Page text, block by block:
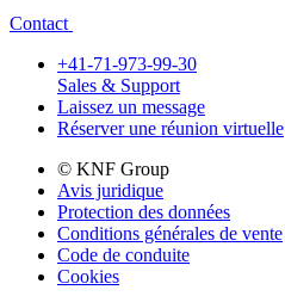
Contact
+41-71-973-99-30
Sales & Support
Laissez un message
Réserver une réunion virtuelle
© KNF Group
Avis juridique
Protection des données
Conditions générales de vente
Code de conduite
Cookies